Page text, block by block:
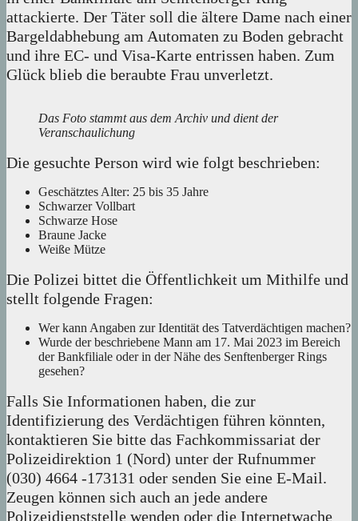
attackierte. Der Täter soll die ältere Dame nach einer
Bargeldabhebung am Automaten zu Boden gebracht
und ihre EC- und Visa-Karte entrissen haben. Zum
Glück blieb die beraubte Frau unverletzt.
Das Foto stammt aus dem Archiv und dient der
Veranschaulichung
Die gesuchte Person wird wie folgt beschrieben:
Geschätztes Alter: 25 bis 35 Jahre
Schwarzer Vollbart
Schwarze Hose
Braune Jacke
Weiße Mütze
Die Polizei bittet die Öffentlichkeit um Mithilfe und
stellt folgende Fragen:
Wer kann Angaben zur Identität des Tatverdächtigen machen?
Wurde der beschriebene Mann am 17. Mai 2023 im Bereich
der Bankfiliale oder in der Nähe des Senftenberger Rings
gesehen?
Falls Sie Informationen haben, die zur
Identifizierung des Verdächtigen führen könnten,
kontaktieren Sie bitte das Fachkommissariat der
Polizeidirektion 1 (Nord) unter der Rufnummer
(030) 4664 -173131 oder senden Sie eine E-Mail.
Zeugen können sich auch an jede andere
Polizeidienststelle wenden oder die Internetwache